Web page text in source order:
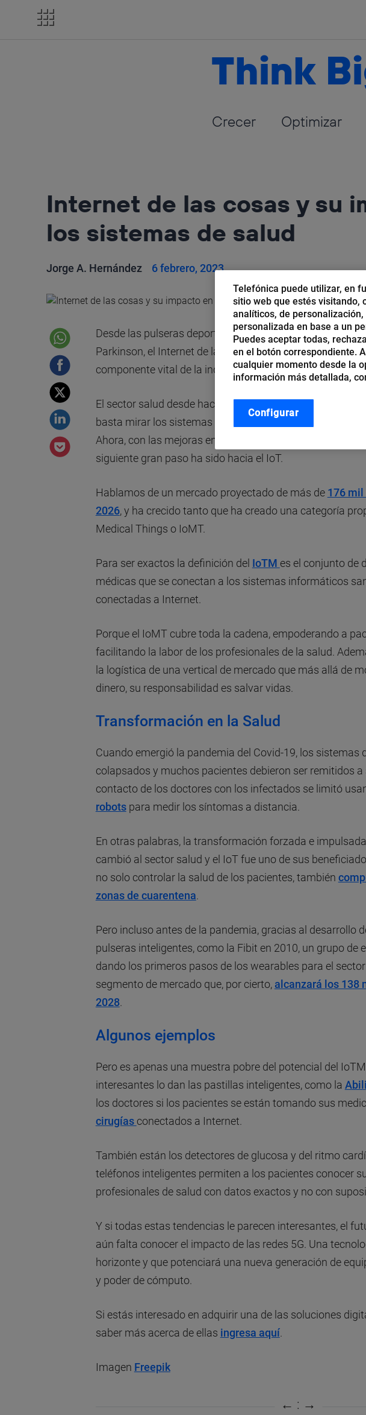
Think
Crecer Optimizar
Internet de las cosas y su
los sistemas de salud
Jorge A. Hernández 6 febrero, 2023
Desde las pulseras deportivas hasta los sistemas de
Parkinson, el Internet de las Cosas (IoT) se está
componente vital de la industria de la salud.
El sector salud desde hace años ha sido uno de los
basta mirar los sistemas de analítica de los hospitales o
Ahora, con las mejoras en conectividad y el avance de los
siguiente gran paso ha sido hacia el IoT.
Hablamos de un mercado proyectado de más de 176 mil
2026, y ha crecido tanto que ha creado una categoría
Medical Things o IoMT.
Para ser exactos la definición del IoTM es el conjunto de
médicas que se conectan a los sistemas informáticos
conectadas a Internet.
Porque el IoMT cubre toda la cadena, empoderando a
facilitando la labor de los profesionales de la salud.
la logística de una vertical de mercado que más allá de
dinero, su responsabilidad es salvar vidas.
Transformación en la Salud
Cuando emergió la pandemia del Covid-19, los sistemas
colapsados y muchos pacientes debieron ser remitidos a
contacto de los doctores con los infectados se limitó
robotspara medir los síntomas a distancia.
En otras palabras, la transformación forzada e
cambió al sector salud y el IoT fue uno de sus
no solo controlar la salud de los pacientes, también
zonas de cuarentena.
Pero incluso antes de la pandemia, gracias al desarrollo
pulseras inteligentes, como la Fibit en 2010, un grupo de
dando los primeros pasos de los wearables para el
segmento de mercado que, por cierto, alcanzará los 138
2028.
Algunos ejemplos
Pero es apenas una muestra pobre del potencial del
interesantes lo dan las pastillas inteligentes, como la
los doctores si los pacientes se están tomando sus
cirugías conectados a Internet.
También están los detectores de glucosa y del ritmo
teléfonos inteligentes permiten a los pacientes conocer
profesionales de salud con datos exactos y no con
Y si todas estas tendencias le parecen interesantes, el
aún falta conocer el impacto de las redes 5G. Una
horizonte y que potenciará una nueva generación de
y poder de cómputo.
Si estás interesado en adquirir una de las soluciones
saber más acerca de ellas ingresa aquí.
Imagen Freepik
Telefónica puede utilizar, en
sitio web que estés visitando,
analíticos, de
personalizada en base a un
Puedes aceptar todas,
en el botón correspondiente.
cualquier momento desde la
información más detallada,
Configurar